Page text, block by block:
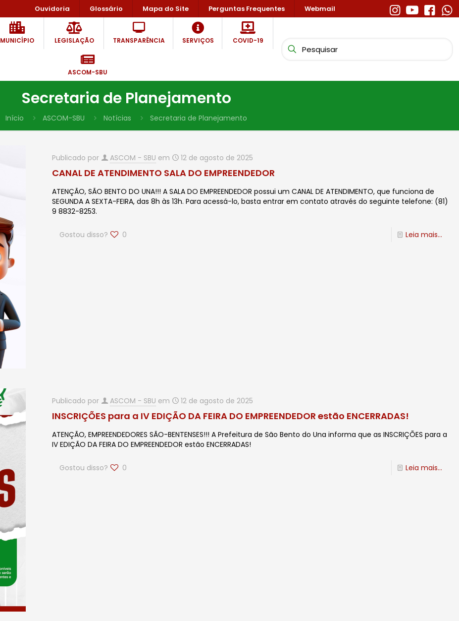
Ouvidoria Glossário Mapa do Site Perguntas Frequentes Webmail
MUNICÍPIO LEGISLAÇÃO TRANSPARÊNCIA SERVIÇOS COVID-19
ASCOM-SBU
Secretaria de Planejamento
Início ASCOM-SBU Notícias Secretaria de Planejamento
Publicado por ASCOM - SBU em 12 de agosto de 2025
CANAL DE ATENDIMENTO SALA DO EMPREENDEDOR
ATENÇÃO, SÃO BENTO DO UNA!!! A SALA DO EMPREENDEDOR possui um CANAL DE ATENDIMENTO, que funciona de
SEGUNDA A SEXTA-FEIRA, das 8h às 13h. Para acessá-lo, basta entrar em contato através do seguinte telefone: (81)
9 8832-8253.
Gostou disso? 0 Leia mais...
Publicado por ASCOM - SBU em 12 de agosto de 2025
INSCRIÇÕES para a IV EDIÇÃO DA FEIRA DO EMPREENDEDOR estão ENCERRADAS!
ATENÇÃO, EMPREENDEDORES SÃO-BENTENSES!!! A Prefeitura de São Bento do Una informa que as INSCRIÇÕES para a
IV EDIÇÃO DA FEIRA DO EMPREENDEDOR estão ENCERRADAS!
Gostou disso? 0 Leia mais...